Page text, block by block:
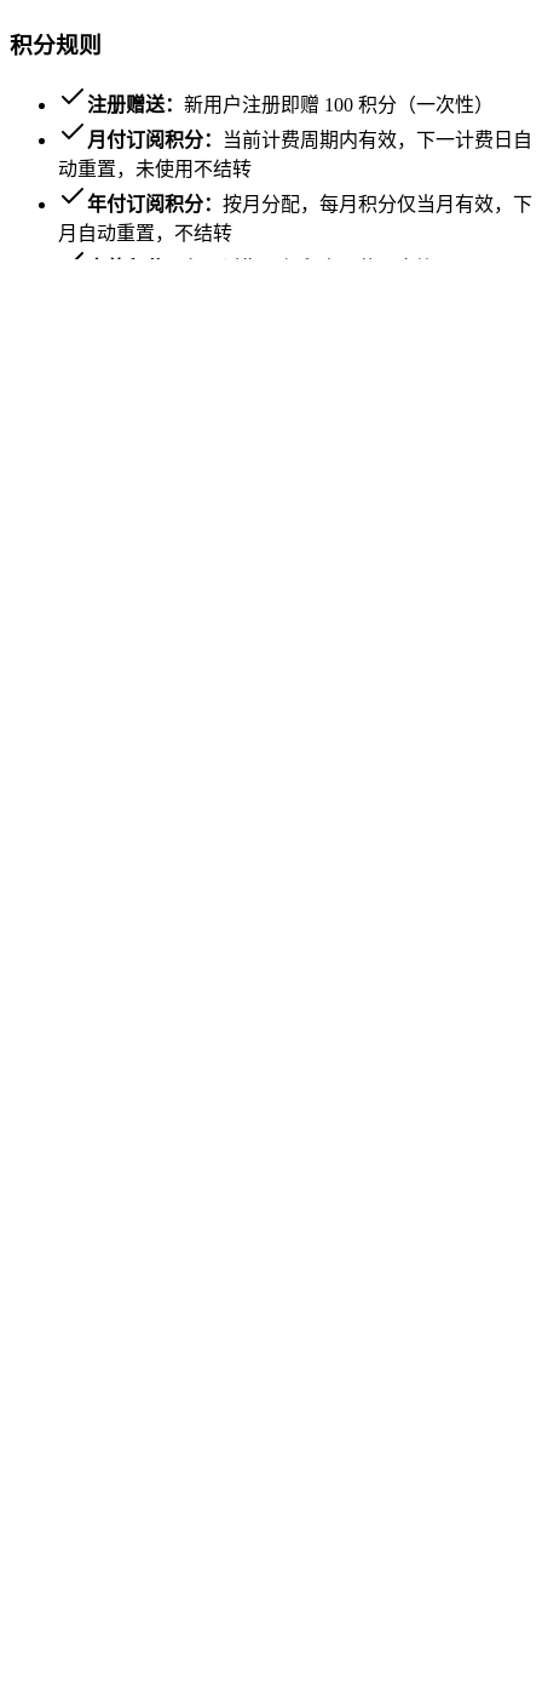
积分规则
注册赠送： 新用户注册即赠 100 积分（一次性）
月付订阅积分：
当前计费周期内有效，下一计费日自
动重置，未使用不结转
年付订阅积分： 按月分配，每月积分仅当月有效，下
月自动重置，不结转